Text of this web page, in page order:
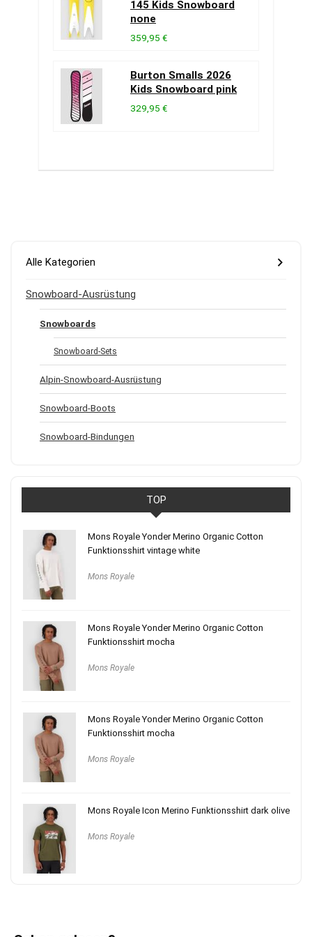
145 Kids Snowboard
none
359,95 €
Burton Smalls 2026
Kids Snowboard pink
329,95 €
Alle Kategorien
Snowboard-Ausrüstung
Snowboards
Snowboard-Sets
Alpin-Snowboard-Ausrüstung
Snowboard-Boots
Snowboard-Bindungen
TOP
Mons Royale Yonder Merino Organic Cotton
Funktionsshirt vintage white
Mons Royale
Mons Royale Yonder Merino Organic Cotton
Funktionsshirt mocha
Mons Royale
Mons Royale Yonder Merino Organic Cotton
Funktionsshirt mocha
Mons Royale
Mons Royale Icon Merino Funktionsshirt dark olive
Mons Royale